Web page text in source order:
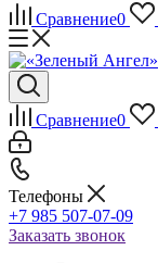
Сравнение0
Сравнение0
Телефоны
+7 985 507-07-09
Заказать звонок